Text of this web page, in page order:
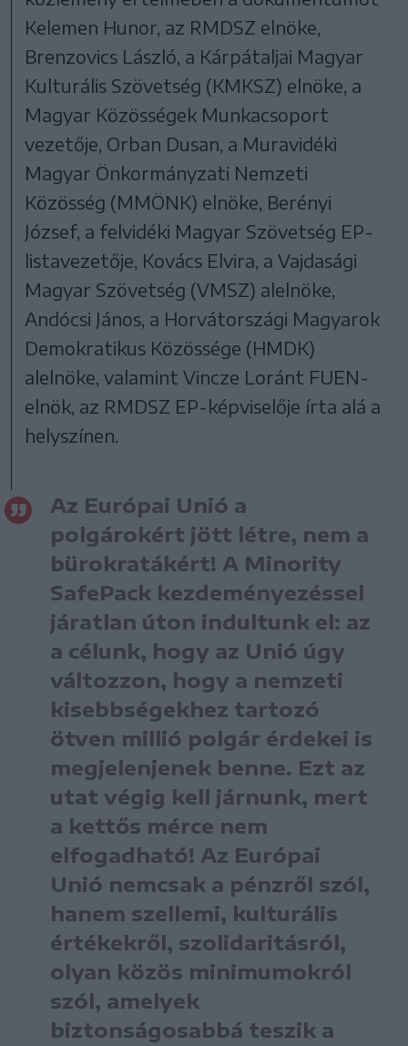
Kelemen Hunor, az RMDSZ elnöke,
Brenzovics László, a Kárpátaljai Magyar
Kulturális Szövetség (KMKSZ) elnöke, a
Magyar Közösségek Munkacsoport
vezetője, Orban Dusan, a Muravidéki
Magyar Önkormányzati Nemzeti
Közösség (MMÖNK) elnöke, Berényi
József, a felvidéki Magyar Szövetség EP-
listavezetője, Kovács Elvira, a Vajdasági
Magyar Szövetség (VMSZ) alelnöke,
Andócsi János, a Horvátországi Magyarok
Demokratikus Közössége (HMDK)
alelnöke, valamint Vincze Loránt FUEN-
elnök, az RMDSZ EP-képviselője írta alá a
helyszínen.
Az Európai Unió a
polgárokért jött létre, nem a
bürokratákért! A Minority
SafePack kezdeményezéssel
járatlan úton indultunk el: az
a célunk, hogy az Unió úgy
változzon, hogy a nemzeti
kisebbségekhez tartozó
ötven millió polgár érdekei is
megjelenjenek benne. Ezt az
utat végig kell járnunk, mert
a kettős mérce nem
elfogadható! Az Európai
Unió nemcsak a pénzről szól,
hanem szellemi, kulturális
értékekről, szolidaritásról,
olyan közös minimumokról
szól, amelyek
biztonságosabbá teszik a